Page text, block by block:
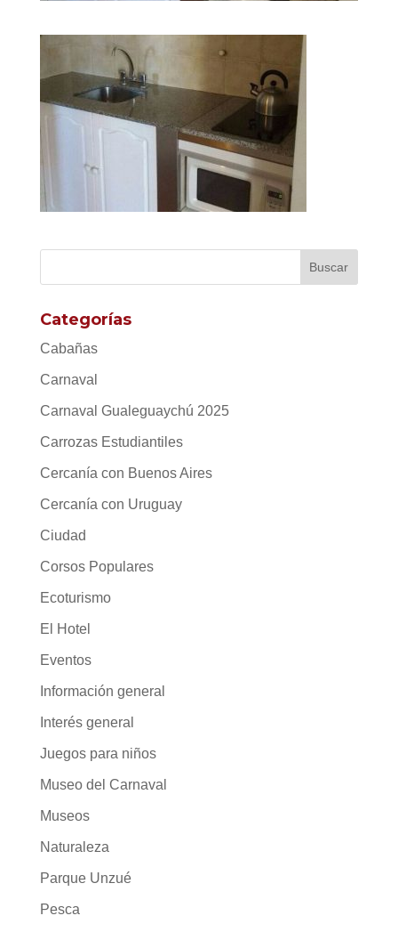
Categorías
Cabañas
Carnaval
Carnaval Gualeguaychú 2025
Carrozas Estudiantiles
Cercanía con Buenos Aires
Cercanía con Uruguay
Ciudad
Corsos Populares
Ecoturismo
El Hotel
Eventos
Información general
Interés general
Juegos para niños
Museo del Carnaval
Museos
Naturaleza
Parque Unzué
Pesca